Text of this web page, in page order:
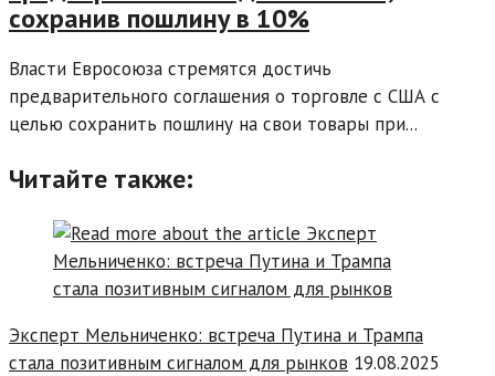
сохранив пошлину в 10%
Власти Евросоюза стремятся достичь
предварительного соглашения о торговле с США с
целью сохранить пошлину на свои товары при...
Читайте также:
Эксперт Мельниченко: встреча Путина и Трампа
стала позитивным сигналом для рынков 19.08.2025